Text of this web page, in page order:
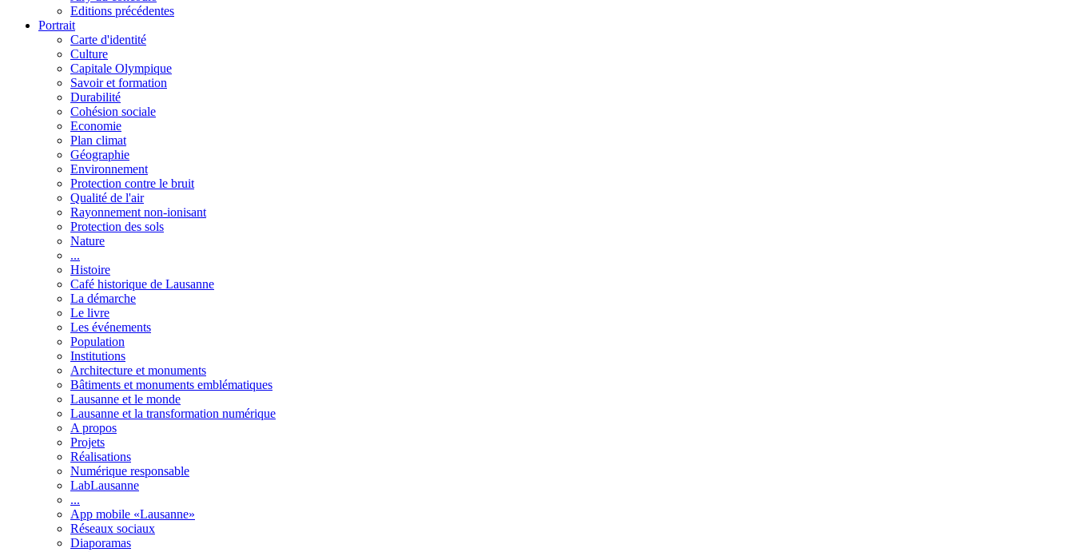
Editions précédentes
Portrait
Carte d'identité
Culture
Capitale Olympique
Savoir et formation
Durabilité
Cohésion sociale
Economie
Plan climat
Géographie
Environnement
Protection contre le bruit
Qualité de l'air
Rayonnement non-ionisant
Protection des sols
Nature
...
Histoire
Café historique de Lausanne
La démarche
Le livre
Les événements
Population
Institutions
Architecture et monuments
Bâtiments et monuments emblématiques
Lausanne et le monde
Lausanne et la transformation numérique
A propos
Projets
Réalisations
Numérique responsable
LabLausanne
...
App mobile «Lausanne»
Réseaux sociaux
Diaporamas